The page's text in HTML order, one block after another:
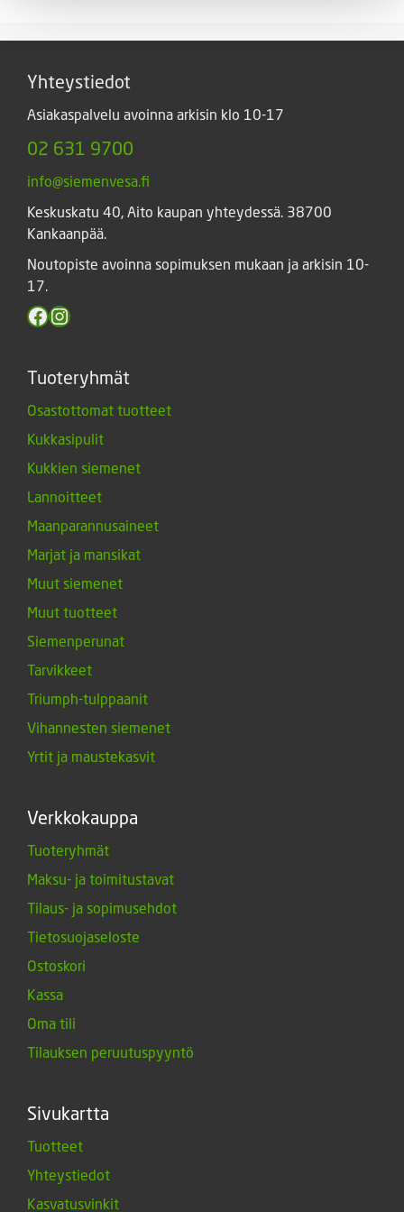
Yhteystiedot
Asiakaspalvelu avoinna arkisin klo 10-17
02 631 9700
info@siemenvesa.fi
Keskuskatu 40, Aito kaupan yhteydessä. 38700
Kankaanpää.
Noutopiste avoinna sopimuksen mukaan ja arkisin 10-
17.
Facebook
Instagram
Tuoteryhmät
Osastottomat tuotteet
Kukkasipulit
Kukkien siemenet
Lannoitteet
Maanparannusaineet
Marjat ja mansikat
Muut siemenet
Muut tuotteet
Siemenperunat
Tarvikkeet
Triumph-tulppaanit
Vihannesten siemenet
Yrtit ja maustekasvit
Verkkokauppa
Tuoteryhmät
Maksu- ja toimitustavat
Tilaus- ja sopimusehdot
Tietosuojaseloste
Ostoskori
Kassa
Oma tili
Tilauksen peruutuspyyntö
Sivukartta
Tuotteet
Yhteystiedot
Kasvatusvinkit